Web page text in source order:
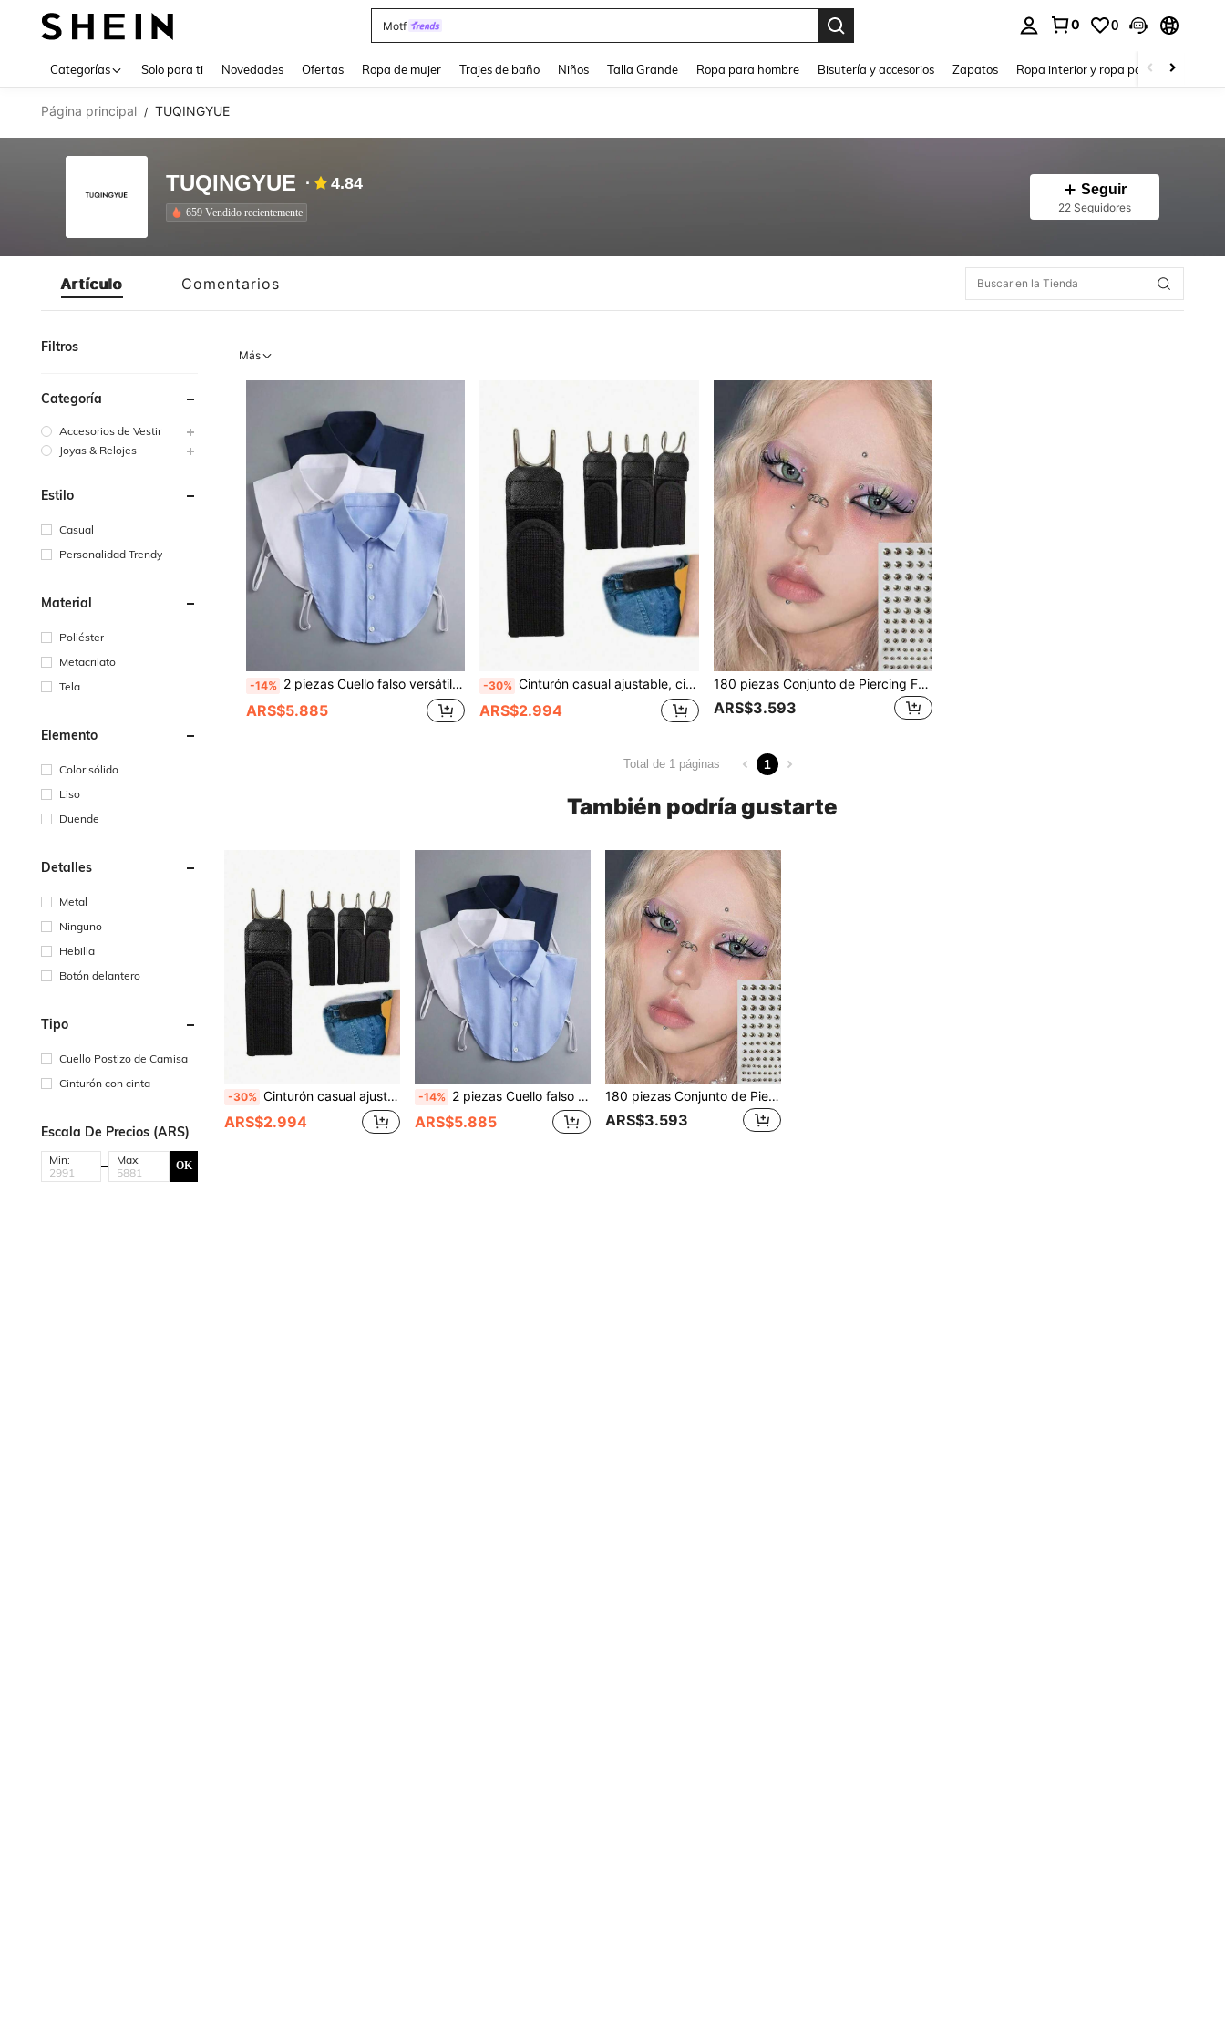
Motf
0 0
Categorías Solo para ti Novedades Ofertas Ropa de mujer Trajes de baño Niños Talla Grande Ropa para hombre Bisutería y accesorios Zapatos Ropa interior y ropa para dormir
Página principal / TUQINGYUE
TUQINGYUE 4.84
659 Vendido recientemente
Seguir
22 Seguidores
Artículo Comentarios
Filtros
Categoría
Accesorios de Vestir
Joyas & Relojes
Estilo
Casual
Personalidad Trendy
Material
Poliéster
Metacrilato
Tela
Elemento
Color sólido
Liso
Duende
Detalles
Metal
Ninguno
Hebilla
Botón delantero
Tipo
Cuello Postizo de Camisa
Cinturón con cinta
Escala De Precios (ARS)
Min: Max: OK
Más
-14% 2 piezas Cuello falso versátil para mujer, accesorio de cuello falso decorativo con cuello alto y puntiagudo, adecuado para uso diario en primavera, otoño e invierno, combinación de ropa
ARS$5.885
-30% Cinturón casual ajustable, cinturón elástico práctico, unisex, adecuado para jeans, vestidos y uso diario, cinturón elástico sin hebilla, cinturón elástico invisible, cinturón elástico para atuendo diario, regalo del Día del Padre
ARS$2.994
180 piezas Conjunto de Piercing Falso Impermeable - Anillos Autoadhesivos para Labios, Cejas, Nariz y Ombligo, Multiusos Unisex
ARS$3.593
Total de 1 páginas 1
También podría gustarte
-30% Cinturón casual ajustable, cinturón elástico práctico, unisex, adecuado para jeans, vestidos y uso diario, cinturón elástico sin hebilla, cinturón elástico invisible, cinturón elástico para atuendo diario, regalo del Día del Padre
ARS$2.994
-14% 2 piezas Cuello falso versátil para mujer, accesorio de cuello falso decorativo con cuello alto y puntiagudo, adecuado para uso diario en primavera, otoño e invierno, combinación de ropa
ARS$5.885
180 piezas Conjunto de Piercing Falso Impermeable - Anillos Autoadhesivos para Labios, Cejas, Nariz y Ombligo, Multiusos Unisex
ARS$3.593